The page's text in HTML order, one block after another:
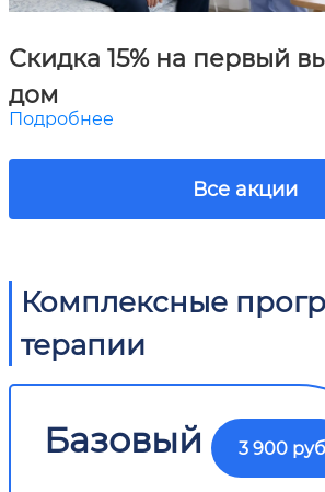
Скидка 15% на первый
дом
Подробнее
Все акции
Комплексные
терапии
Базовый 3 900